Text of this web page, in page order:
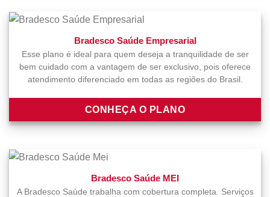
Bradesco Saúde Empresarial
Esse plano é ideal para quem deseja a tranquilidade de ser
bem cuidado com a vantagem de ser exclusivo, pois oferece
atendimento diferenciado em todas as regiões do Brasil.
CONHEÇA O PLANO
Bradesco Saúde MEI
A Bradesco Saúde trabalha com cobertura completa. Serviços